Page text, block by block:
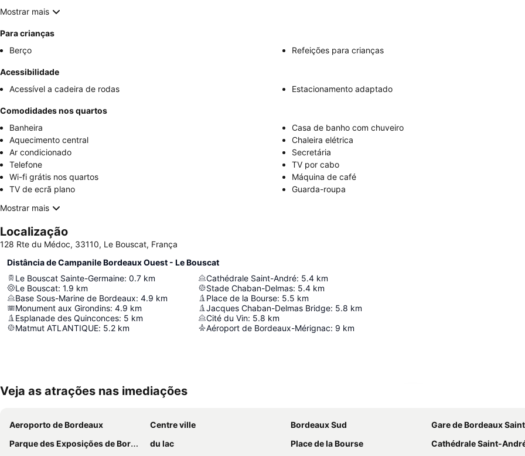
Mostrar mais
Para crianças
Berço
Refeições para crianças
Acessibilidade
Acessível a cadeira de rodas
Estacionamento adaptado
Comodidades nos quartos
Banheira
Casa de banho com chuveiro
Aquecimento central
Chaleira elétrica
Ar condicionado
Secretária
Telefone
TV por cabo
Wi-fi grátis nos quartos
Máquina de café
TV de ecrã plano
Guarda-roupa
Mostrar mais
Localização
128 Rte du Médoc, 33110, Le Bouscat, França
Distância de Campanile Bordeaux Ouest - Le Bouscat
Le Bouscat Sainte-Germaine: 0.7 km
Le Bouscat: 1.9 km
Base Sous-Marine de Bordeaux: 4.9 km
Monument aux Girondins: 4.9 km
Esplanade des Quinconces: 5 km
Matmut ATLANTIQUE: 5.2 km
Cathédrale Saint-André: 5.4 km
Stade Chaban-Delmas: 5.4 km
Place de la Bourse: 5.5 km
Jacques Chaban-Delmas Bridge: 5.8 km
Cité du Vin: 5.8 km
Aéroport de Bordeaux-Mérignac: 9 km
Veja as atrações nas imediações
Aeroporto de Bordeaux Centre ville Bordeaux Sud
Gare de Bordeaux
Parque des Exposições de Bordeaux-Lac
du lac Place de la Bourse
Cathédrale Saint-